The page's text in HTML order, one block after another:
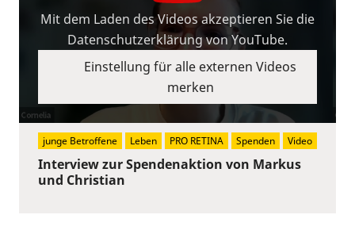
Interview zur Spendenaktion von Markus
und Christian
Mit dem Laden des Videos akzeptieren Sie die
Datenschutzerklärung von YouTube.
Einstellung für alle externen Videos
merken
junge Betroffene Leben PRO RETINA Spenden Video